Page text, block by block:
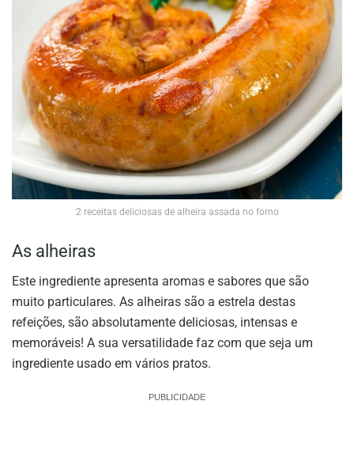
2 receitas deliciosas de alheira assada no forno
As alheiras
Este ingrediente apresenta aromas e sabores que são
muito particulares. As alheiras são a estrela destas
refeições, são absolutamente deliciosas, intensas e
memoráveis! A sua versatilidade faz com que seja um
ingrediente usado em vários pratos.
PUBLICIDADE